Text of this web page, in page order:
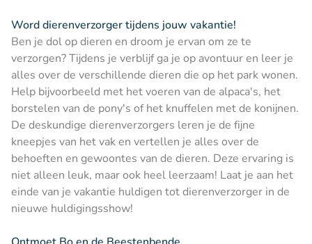
Word dierenverzorger tijdens jouw vakantie!
Ben je dol op dieren en droom je ervan om ze te
verzorgen? Tijdens je verblijf ga je op avontuur en leer je
alles over de verschillende dieren die op het park wonen.
Help bijvoorbeeld met het voeren van de alpaca's, het
borstelen van de pony's of het knuffelen met de konijnen.
De deskundige dierenverzorgers leren je de fijne
kneepjes van het vak en vertellen je alles over de
behoeften en gewoontes van de dieren. Deze ervaring is
niet alleen leuk, maar ook heel leerzaam! Laat je aan het
einde van je vakantie huldigen tot dierenverzorger in de
nieuwe huldigingsshow!